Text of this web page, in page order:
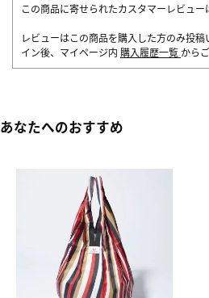
この商品に寄せられたカスタマーレビュー
レビューはこの商品を購入した方のみ投
イン後、マイページ内 購入履歴一覧 から
あなたへのおすすめ